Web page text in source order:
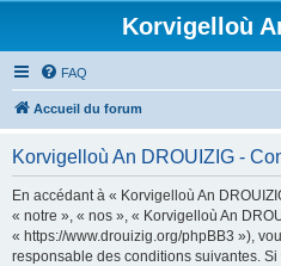
Korvigelloù
FAQ
Accueil du forum
Korvigelloù An DROUIZIG -
En accédant à « Korvigelloù An
« notre », « nos », « Korvigelloù An
« https://www.drouizig.org/phpBB3 »),
responsable des conditions suivantes. Si